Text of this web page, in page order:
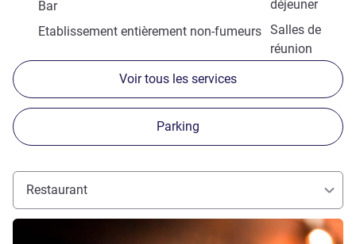
déjeuner
Bar
Salles de
réunion
Etablissement entièrement non-fumeurs
Voir tous les services
Parking
Restaurant
Voir les détails